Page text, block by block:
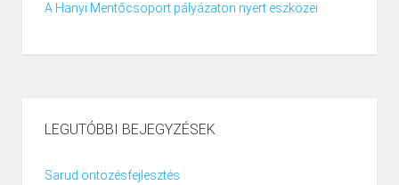
A Hanyi Mentőcsoport pályázaton nyert eszközei
LEGUTÓBBI BEJEGYZÉSEK
Sarud öntözésfejlesztés